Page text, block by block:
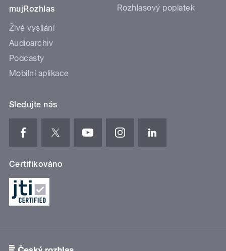
mujRozhlas
Živé vysílání
Audioarchiv
Podcasty
Mobilní aplikace
Rozhlasový poplatek
Sledujte nás
Certifikováno